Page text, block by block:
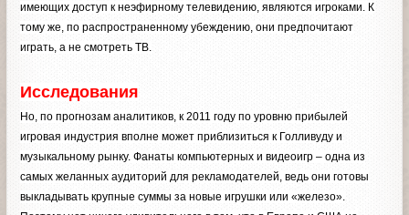
имеющих доступ к неэфирному телевидению, являются игроками. К
тому же, по распространенному убеждению, они предпочитают
играть, а не смотреть ТВ.
Исследования
Но, по прогнозам аналитиков, к 2011 году по уровню прибылей
игровая индустрия вполне может приблизиться к Голливуду и
музыкальному рынку. Фанаты компьютерных и видеоигр – одна из
самых желанных аудиторий для рекламодателей, ведь они готовы
выкладывать крупные суммы за новые игрушки или «железо».